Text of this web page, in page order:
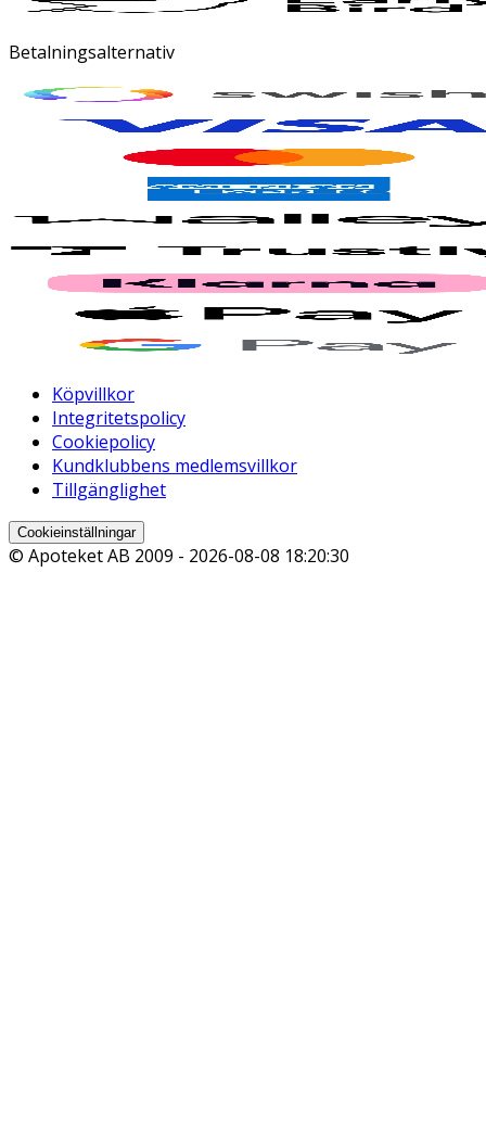
Betalningsalternativ
Köpvillkor
Integritetspolicy
Cookiepolicy
Kundklubbens medlemsvillkor
Tillgänglighet
Cookieinställningar
© Apoteket AB 2009 - 2026-08-08 18:20:30